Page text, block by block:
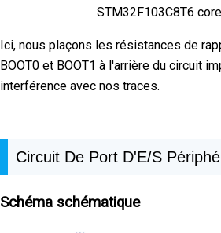
STM32F103C8T6
Ici, nous plaçons les résistances de
BOOT0 et BOOT1 à l'arrière du circuit
interférence avec nos traces.
Circuit De Port D'E/S
Schéma schématique